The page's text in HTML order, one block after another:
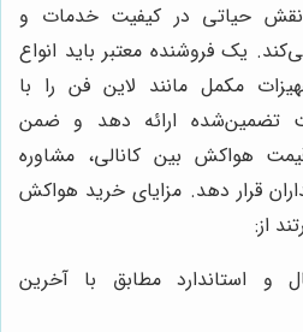
نقش حیاتی در کیفیت خدمات و
یک فروشنده معتبر باید انواع
مکمل مانند لاین فن را با
تضمین‌شده ارائه دهد و ضمن
هواکش بین کانالی، مشاوره
قرار دهد. مزایای خرید هواکش
از:
و استاندارد مطابق با آخرین